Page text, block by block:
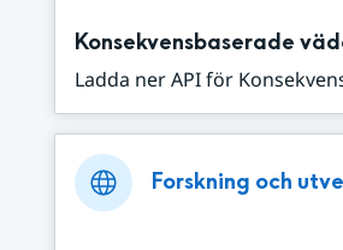
Konsekvensbaserade
Ladda ner API för
Forskning och